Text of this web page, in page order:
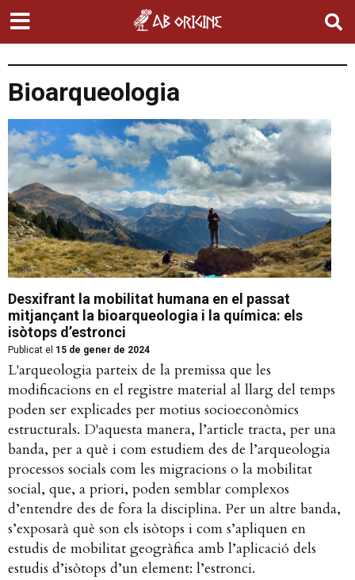
Bioarqueologia
Desxifrant la mobilitat humana en el passat
mitjançant la bioarqueologia i la química: els
isòtops d’estronci
Publicat el 15 de gener de 2024
L'arqueologia parteix de la premissa que les
modificacions en el registre material al llarg del temps
poden ser explicades per motius socioeconòmics
estructurals. D'aquesta manera, l’article tracta, per una
banda, per a què i com estudiem des de l’arqueologia
processos socials com les migracions o la mobilitat
social, que, a priori, poden semblar complexos
d’entendre des de fora la disciplina. Per un altre banda,
s’exposarà què son els isòtops i com s’apliquen en
estudis de mobilitat geogràfica amb l’aplicació dels
estudis d’isòtops d’un element: l’estronci.